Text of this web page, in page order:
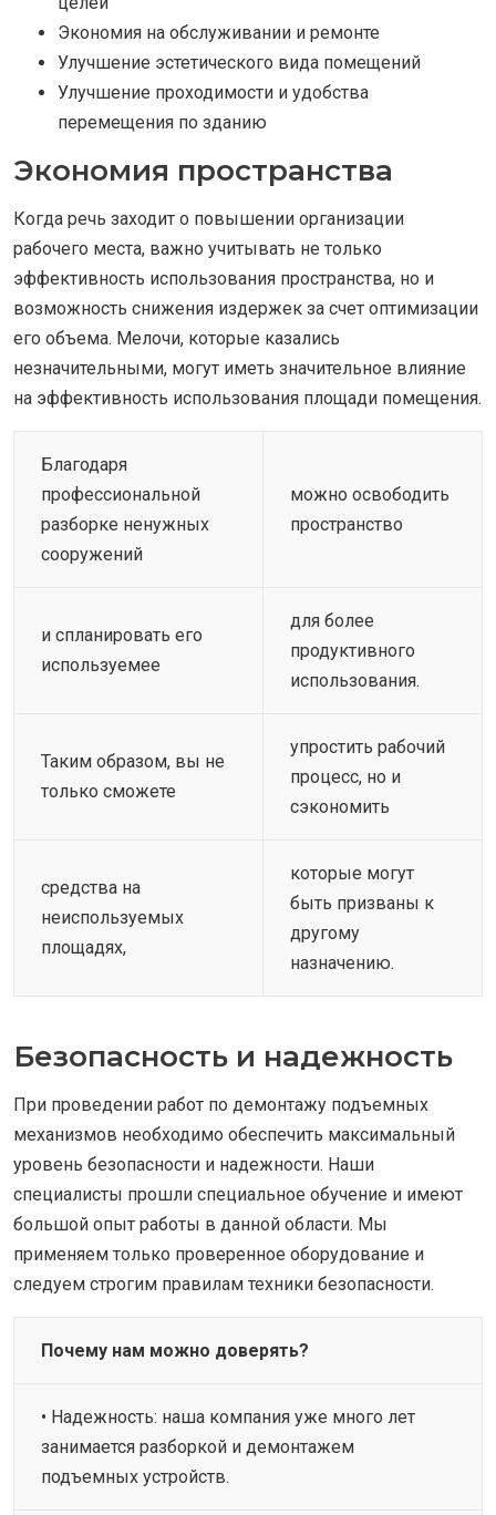
Экономия на обслуживании и ремонте
Улучшение эстетического вида помещений
Улучшение проходимости и удобства
перемещения по зданию
Экономия пространства
Когда речь заходит о повышении организации
рабочего места, важно учитывать не только
эффективность использования пространства, но и
возможность снижения издержек за счет оптимизации
его объема. Мелочи, которые казались
незначительными, могут иметь значительное влияние
на эффективность использования площади помещения.
Благодаря
профессиональной
разборке ненужных
сооружений
можно освободить
пространство
и спланировать его
используемее
для более
продуктивного
использования.
Таким образом, вы не
только сможете
упростить рабочий
процесс, но и
сэкономить
средства на
неиспользуемых
площадях,
которые могут
быть призваны к
другому
назначению.
Безопасность и надежность
При проведении работ по демонтажу подъемных
механизмов необходимо обеспечить максимальный
уровень безопасности и надежности. Наши
специалисты прошли специальное обучение и имеют
большой опыт работы в данной области. Мы
применяем только проверенное оборудование и
следуем строгим правилам техники безопасности.
Почему нам можно доверять?
• Надежность: наша компания уже много лет
занимается разборкой и демонтажем
подъемных устройств.